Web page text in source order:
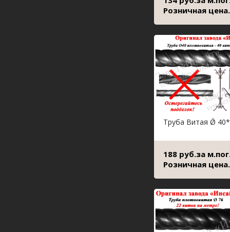
Розничная цена.
Труба Витая Ǿ
188 руб.за
Розничная цена.